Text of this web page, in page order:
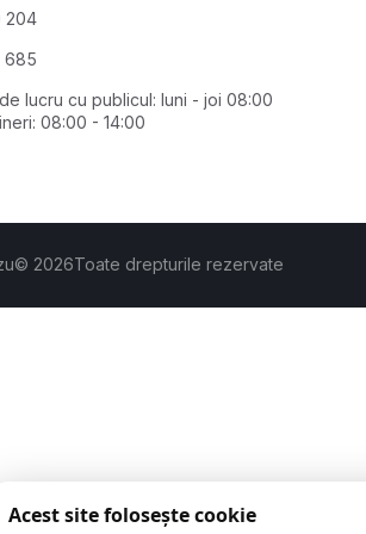
204
685
lucru cu publicul: luni - joi 08:00
08:00 - 14:00
© 2026Toate drepturile rezervate
Acest site folosește cookie